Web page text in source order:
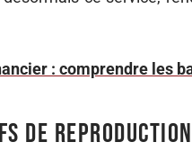
: comprendre les
de